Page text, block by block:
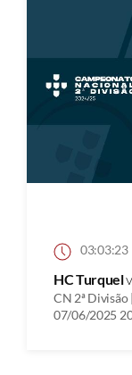
03:03:23
HC Turquel
CN 2ª Divisão
07/06/2025